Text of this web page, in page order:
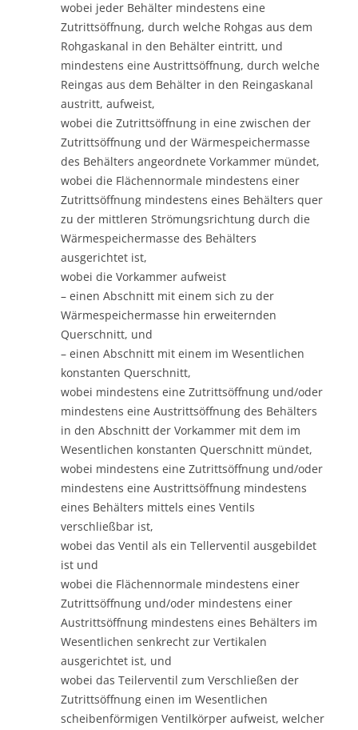
wobei jeder Behälter mindestens eine
Zutrittsöffnung, durch welche Rohgas aus dem
Rohgaskanal in den Behälter eintritt, und
mindestens eine Austrittsöffnung, durch welche
Reingas aus dem Behälter in den Reingaskanal
austritt, aufweist,
wobei die Zutrittsöffnung in eine zwischen der
Zutrittsöffnung und der Wärmespeichermasse
des Behälters angeordnete Vorkammer mündet,
wobei die Flächennormale mindestens einer
Zutrittsöffnung mindestens eines Behälters quer
zu der mittleren Strömungsrichtung durch die
Wärmespeichermasse des Behälters
ausgerichtet ist,
wobei die Vorkammer aufweist
– einen Abschnitt mit einem sich zu der
Wärmespeichermasse hin erweiternden
Querschnitt, und
– einen Abschnitt mit einem im Wesentlichen
konstanten Querschnitt,
wobei mindestens eine Zutrittsöffnung und/oder
mindestens eine Austrittsöffnung des Behälters
in den Abschnitt der Vorkammer mit dem im
Wesentlichen konstanten Querschnitt mündet,
wobei mindestens eine Zutrittsöffnung und/oder
mindestens eine Austrittsöffnung mindestens
eines Behälters mittels eines Ventils
verschließbar ist,
wobei das Ventil als ein Tellerventil ausgebildet
ist und
wobei die Flächennormale mindestens einer
Zutrittsöffnung und/oder mindestens einer
Austrittsöffnung mindestens eines Behälters im
Wesentlichen senkrecht zur Vertikalen
ausgerichtet ist, und
wobei das Teilerventil zum Verschließen der
Zutrittsöffnung einen im Wesentlichen
scheibenförmigen Ventilkörper aufweist, welcher